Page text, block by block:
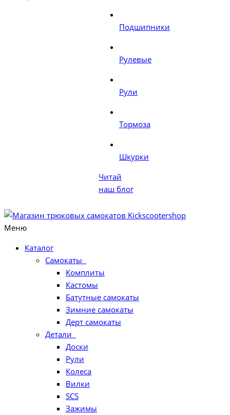
Подшипники
Рулевые
Рули
Тормоза
Шкурки
Читай
наш блог
Меню
Каталог
Самокаты
Комплиты
Кастомы
Батутные самокаты
Зимние самокаты
Дерт самокаты
Детали
Доски
Рули
Колеса
Вилки
SCS
Зажимы